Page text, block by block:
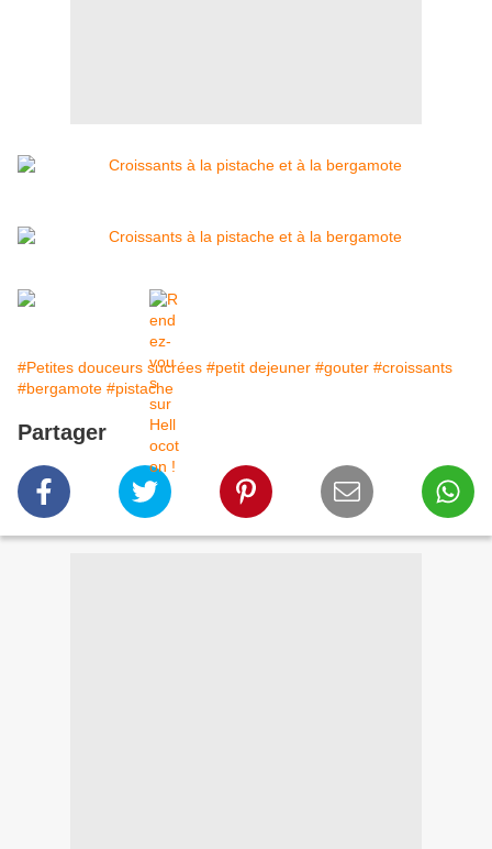
#Petites douceurs sucrées #petit dejeuner #gouter #croissants
#bergamote #pistache
Partager